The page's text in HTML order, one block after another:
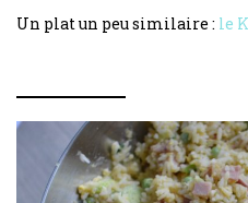
Un plat un peu similaire : le